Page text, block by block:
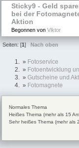
Sticky9 - Geld
bei der
Aktion
Begonnen von Viktor
Seiten: [1] Nach oben
» Fotoservice
» Fotoentwicklung
» Gutscheine und
» Fotomagnete
Normales Thema
Heißes Thema (mehr als 15
Sehr heißes Thema (mehr als